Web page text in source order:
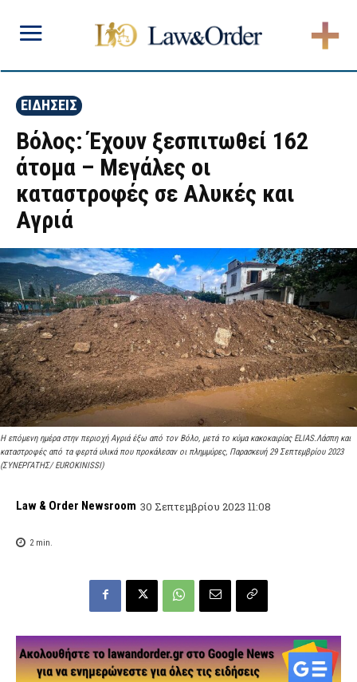
ΕΙΔΗΣΕΙΣ
Βόλος: Έχουν ξεσπιτωθεί 162
άτομα – Μεγάλες οι
καταστροφές σε Αλυκές και
Αγριά
Η επόμενη ημέρα στην περιοχή Αγριά έξω από τον Βόλο, μετά το κύμα κακοκαιρίας ELIAS.Λάσπη και
καταστροφές από τα φερτά υλικά που προκάλεσαν οι πλημμύρες, Παρασκευή 29 Σεπτεμβρίου 2023
(ΣΥΝΕΡΓΑΤΗΣ/ EUROKINISSI)
Law & Order Newsroom 30 Σεπτεμβρίου 2023 11:08
2min.